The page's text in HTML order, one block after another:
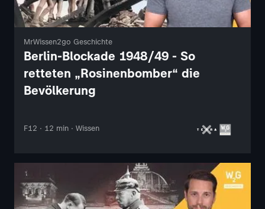
MrWissen2go Geschichte
Berlin-Blockade 1948/49 - So
retteten „Rosinenbomber“ die
Bevölkerung
F12 · 12 min · Wissen